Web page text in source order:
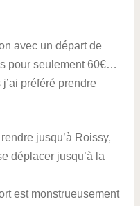
avec un départ de
pour seulement 60€…
préféré prendre
jusqu’à Roissy,
déplacer jusqu’à la
est monstrueusement